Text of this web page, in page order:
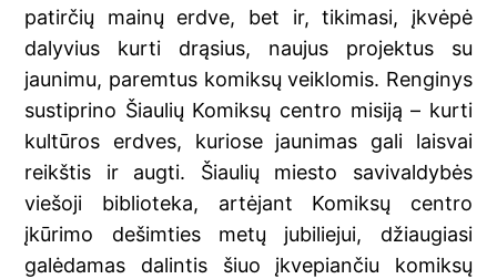
patirčių mainų erdve, bet ir, tikimasi, įkvėpė
dalyvius kurti drąsius, naujus projektus su
jaunimu, paremtus komiksų veiklomis. Renginys
sustiprino Šiaulių Komiksų centro misiją – kurti
kultūros erdves, kuriose jaunimas gali laisvai
reikštis ir augti. Šiaulių miesto savivaldybės
viešoji biblioteka, artėjant Komiksų centro
įkūrimo dešimties metų jubiliejui, džiaugiasi
galėdamas dalintis šiuo įkvepiančiu komiksų